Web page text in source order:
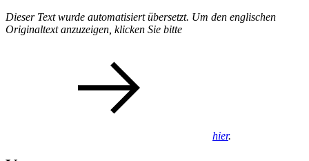
Dieser Text wurde automatisiert übersetzt. Um den englischen
Originaltext anzuzeigen, klicken Sie bitte
hier.